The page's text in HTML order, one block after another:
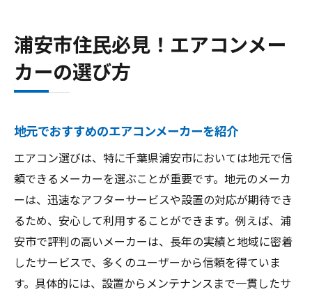
浦安市住民必見！エアコンメー
カーの選び方
地元でおすすめのエアコンメーカーを紹介
エアコン選びは、特に千葉県浦安市においては地元で信
頼できるメーカーを選ぶことが重要です。地元のメーカ
ーは、迅速なアフターサービスや設置の対応が期待でき
るため、安心して利用することができます。例えば、浦
安市で評判の高いメーカーは、長年の実績と地域に密着
したサービスで、多くのユーザーから信頼を得ていま
す。具体的には、設置からメンテナンスまで一貫したサ